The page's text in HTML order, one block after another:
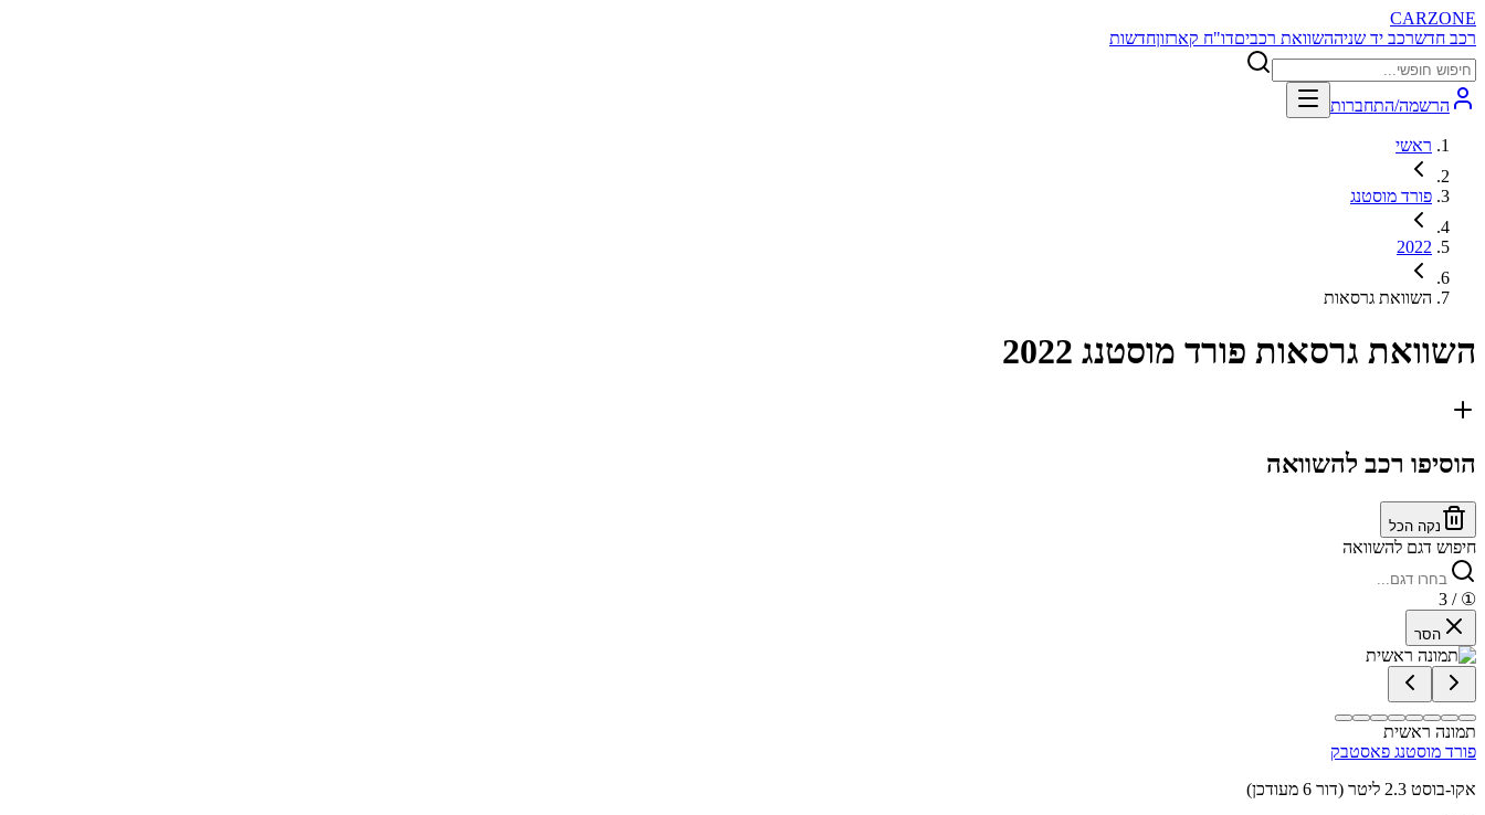
CARZONE
רכב חדשרכב יד שניההשוואת רכביםדו"ח קארזוןחדשות
הרשמה/התחברות
ראשי
פורד מוסטנג
2022
השוואת גרסאות
השוואת גרסאות פורד מוסטנג 2022
הוסיפו רכב להשוואה
נקה הכל
חיפוש דגם להשוואה
①
/ 3
הסר
תמונה ראשית
פורד מוסטנג פאסטבק
אקו-בוסט 2.3 ליטר (דור 6 מעודכן)